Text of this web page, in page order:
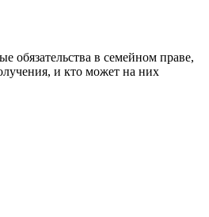
обязательства в семейном праве,
и кто может на них